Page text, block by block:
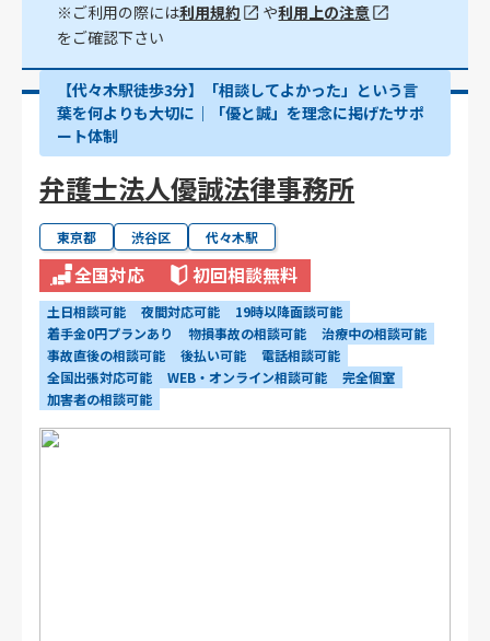
※ご利用の際には利用規約 や利用上の注意
をご確認下さい
【代々木駅徒歩3分】「相談してよかった」という言
葉を何よりも大切に｜「優と誠」を理念に掲げたサポ
ート体制
弁護士法人優誠法律事務所
東京都 渋谷区 代々木駅
全国対応 初回相談無料
土日相談可能 夜間対応可能
19時以降面談可能
着手金0円プランあり
物損事故の相談可能
治療中の相談可能
事故直後の相談可能
後払い可能
電話相談可能
全国出張対応可能
WEB・オンライン相談可能
完全個室
加害者の相談可能